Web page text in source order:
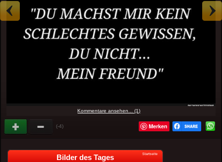
Kommentare ansehen... (1)
(-4) Merken
Bilder des Tages Startseite